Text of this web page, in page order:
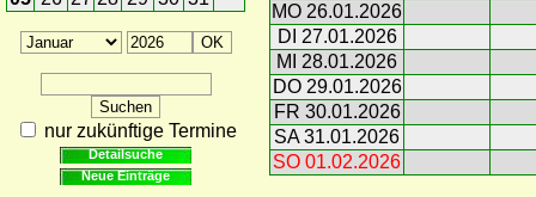
nur zukünftige Termine
Detailsuche
Neue Einträge
MO 26.01.2026
DI 27.01.2026
MI 28.01.2026
DO 29.01.2026
FR 30.01.2026
SA 31.01.2026
SO 01.02.2026